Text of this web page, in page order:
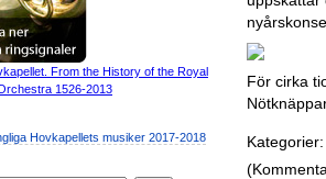
För cirka
Kategorier: